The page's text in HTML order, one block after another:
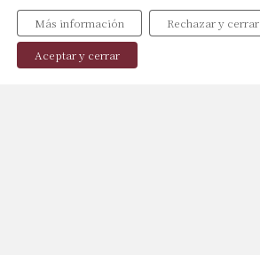
Inicio
Sobre Nosotros
Publicaciones
Aceptar y cerrar
Rechazar y cerrar
Más información